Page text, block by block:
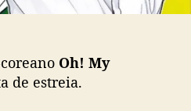
o
o
h
Oh! My
de estreia.